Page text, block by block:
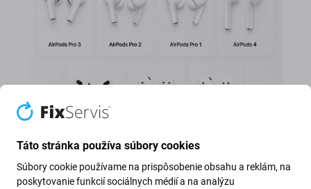
Táto stránka používa súbory cookies
Súbory cookie používame na prispôsobenie obsahu a reklám, na
poskytovanie funkcií sociálnych médií a na analýzu